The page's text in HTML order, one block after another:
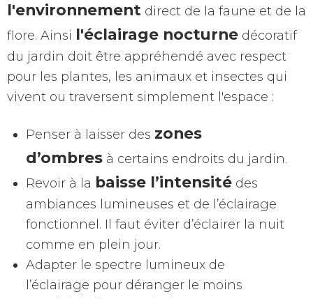
l'environnement direct de la faune et de la
flore. Ainsi l'éclairage nocturne décoratif
du jardin doit être appréhendé avec respect
pour les plantes, les animaux et insectes qui
vivent ou traversent simplement l'espace :
Penser à laisser des zones
d’ombres à certains endroits du jardin.
Revoir à la baisse l’intensité des
ambiances lumineuses et de l’éclairage
fonctionnel. Il faut éviter d’éclairer la nuit
comme en plein jour.
Adapter le spectre lumineux de
l’éclairage pour déranger le moins